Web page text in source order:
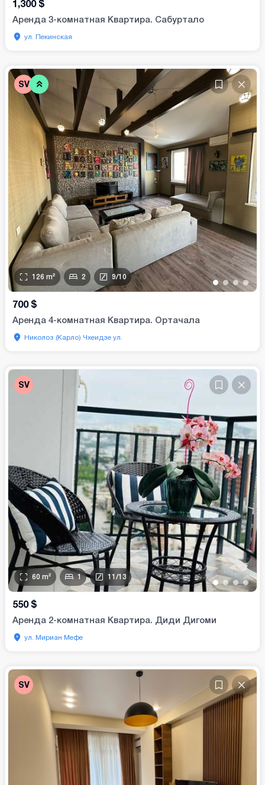
1,300 $
Аренда 3-комнатная Квартира. Сабуртало
ул. Пекинская
SV
••••
126 m² 2 9/10
700 $
Аренда 4-комнатная Квартира. Ортачала
Николоз (Карло) Чхеидзе ул.
SV
••••
60 m² 1 11 /13
550 $
Аренда 2-комнатная Квартира. Диди Дигоми
ул. Мириан Мефе
SV